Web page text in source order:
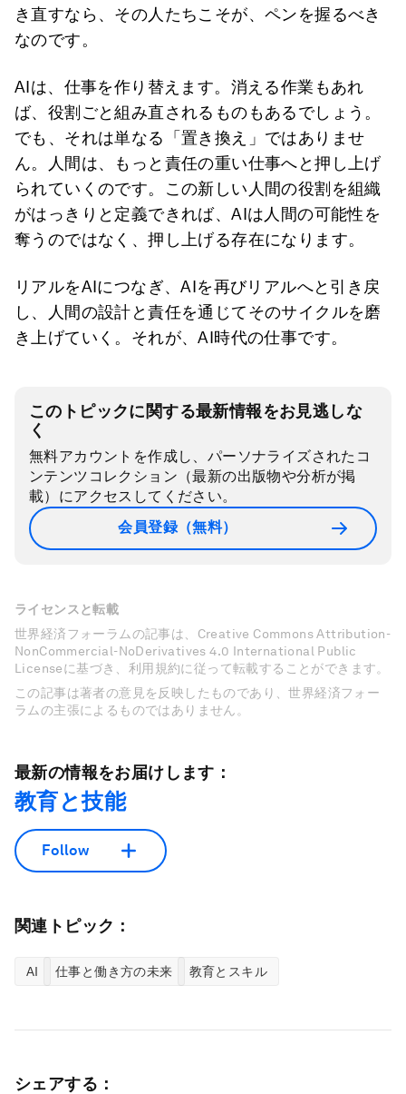
き直すなら、その人たちこそが、ペンを握るべき
なのです。
AIは、仕事を作り替えます。消える作業もあれ
ば、役割ごと組み直されるものもあるでしょう。
でも、それは単なる「置き換え」ではありませ
ん。人間は、もっと責任の重い仕事へと押し上げ
られていくのです。この新しい人間の役割を組織
がはっきりと定義できれば、AIは人間の可能性を
奪うのではなく、押し上げる存在になります。
リアルをAIにつなぎ、AIを再びリアルへと引き戻
し、人間の設計と責任を通じてそのサイクルを磨
き上げていく。それが、AI時代の仕事です。
このトピックに関する最新情報をお見逃しな
く
無料アカウントを作成し、パーソナライズされたコ
ンテンツコレクション（最新の出版物や分析が掲
載）にアクセスしてください。
会員登録（無料）
ライセンスと転載
世界経済フォーラムの記事は、Creative Commons Attribution-
NonCommercial-NoDerivatives 4.0 International Public
Licenseに基づき、利用規約に従って転載することができます。
この記事は著者の意見を反映したものであり、世界経済フォー
ラムの主張によるものではありません。
最新の情報をお届けします：
教育と技能
Follow
関連トピック：
AI 仕事と働き方の未来 教育とスキル
シェアする：